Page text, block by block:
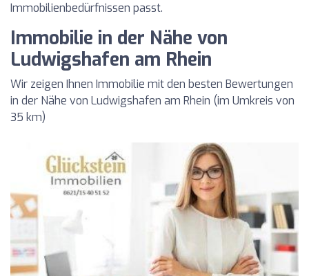
Immobilienbedürfnissen passt.
Immobilie in der Nähe von
Ludwigshafen am Rhein
Wir zeigen Ihnen Immobilie mit den besten Bewertungen
in der Nähe von Ludwigshafen am Rhein (im Umkreis von
35 km)